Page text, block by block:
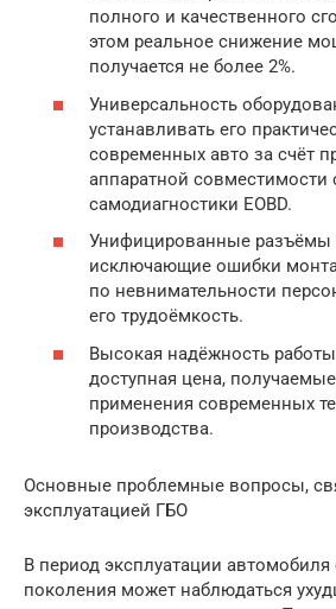
полного и качественного
этом реальное снижение
получается не более 2%.
Универсальность
устанавливать его
современных авто за счёт
аппаратной совместимости
самодиагностики EOBD.
Унифицированные разъёмы
исключающие ошибки
по невнимательности
его трудоёмкость.
Высокая надёжность
доступная цена,
применения современных
производства.
Основные проблемные вопросы,
эксплуатацией ГБО
В период эксплуатации автомобиля
поколения может наблюдаться